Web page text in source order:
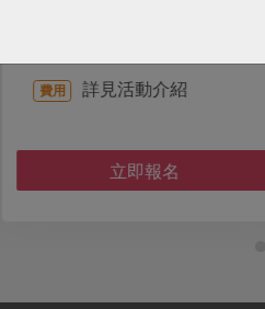
合作社站所 - 板橋站
費用 詳見活動介紹
立即報名